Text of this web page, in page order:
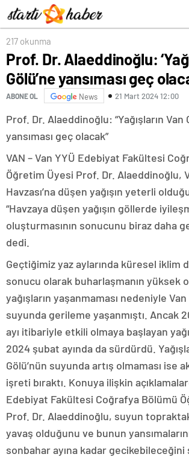
217 okunma
Prof. Dr. Alaeddinoğlu:
Gölü’ne yansıması geç
ABONE OL News 21 Mart 2024 12:00
Prof. Dr. Alaeddinoğlu: “Yağışların Van
yansıması geç olacak”
VAN – Van YYÜ Edebiyat Fakültesi
Öğretim Üyesi Prof. Dr. Alaeddinoğlu,
Havzası’na düşen yağışın yeterli
“Havzaya düşen yağışın göllerde
oluşturmasının sonucunu biraz daha
dedi.
Geçtiğimiz yaz aylarında küresel iklim
sonucu olarak buharlaşmanın yüksek
yağışların yaşanmaması nedeniyle Van
suyunda gerileme yaşanmıştı. Ancak
ayı itibariyle etkili olmaya başlayan
2024 şubat ayında da sürdürdü.
Gölü’nün suyunda artış olmaması ise
işreti bıraktı. Konuya ilişkin
Edebiyat Fakültesi Coğrafya Bölümü
Prof. Dr. Alaeddinoğlu, suyun
yavaş olduğunu ve bunun
sonbahar ayına kadar gecikebileceğini